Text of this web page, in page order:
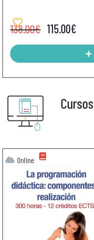
138.00€ 115.00€
Cursos
Online